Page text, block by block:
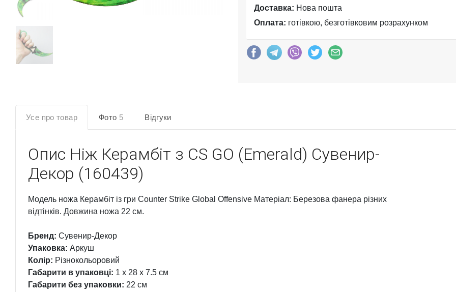
Доставка: Нова пошта
Оплата: готівкою, безготівковим розрахунком
Усе про товар Фото 5 Відгуки
Опис Ніж Керамбіт з CS GO (Emerald) Сувенир-
Декор (160439)
Модель ножа Керамбіт із гри Counter Strike Global Offensive Матеріал: Березова фанера різних
відтінків. Довжина ножа 22 см.
Бренд: Сувенир-Декор
Упаковка: Аркуш
Колір: Різнокольоровий
Габарити в упаковці: 1 x 28 x 7.5 см
Габарити без упаковки: 22 см